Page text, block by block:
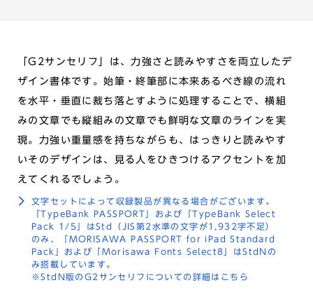
「G2サンセリフ」は、力強さと読みやすさを両立したデ
ザイン書体です。始筆・終筆部に本来あるべき線の流れ
を水平・垂直に裁ち落とすように処理することで、横組
みの文章でも縦組みの文章でも鮮明な文章のラインを実
現。力強い重量感を持ちながらも、はっきりと読みやす
いそのデザインは、見る人をひきつけるアクセントを加
えてくれるでしょう。
文字セットによって収録製品が異なる場合がございます。
「TypeBank PASSPORT」および「TypeBank Select
Pack 1/5」はStd（JIS第2水準の文字が1,932字不足）
のみ、「MORISAWA PASSPORT for iPad Standard
Pack」および「Morisawa Fonts Select8」はStdNの
み搭載しています。
※StdN版のG2サンセリフについての詳細はこちら